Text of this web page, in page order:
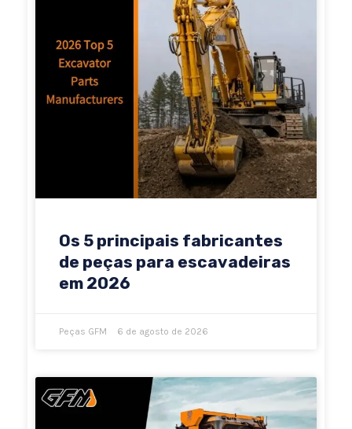
Os 5 principais fabricantes
de peças para escavadeiras
em 2026
Peças GFM 6 de agosto de 2026